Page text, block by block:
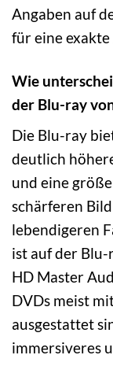
Angaben auf
für eine
Wie
der Blu-ray
Die Blu-ray
deutlich
und eine
schärferen
lebendigeren
ist auf der
HD Master
DVDs meist
ausgestattet
immersiveres